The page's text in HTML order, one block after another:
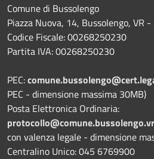
Comune di Bussolengo
Piazza Nuova, 14, Bussolengo, VR
Codice Fiscale: 00268250230
Partita IVA: 00268250230
PEC:
PEC - dimensione massima 30MB)
Posta Elettronica Ordinaria:
con valenza legale - dimensione
Centralino Unico: 045 6769900